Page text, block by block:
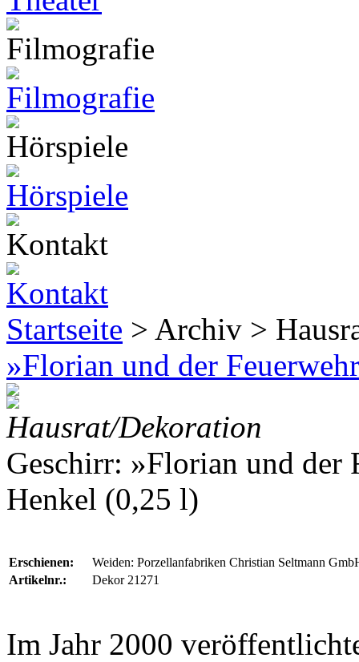
Startseite > Archiv >
»Florian und der
Hausrat/Dekoration
Geschirr: »Florian und der
Henkel (0,25 l)
Erschienen:
Weiden: Porzellanfabriken Christian Seltmann
Artikelnr.:
Dekor 21271
Im Jahr 2000